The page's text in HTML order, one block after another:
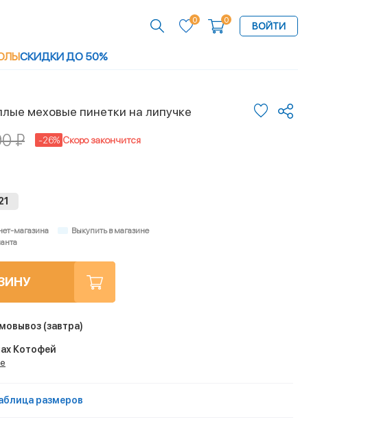
0 0
ВОЙТИ
СКИДКИ ДО 50%
меховые пинетки на липучке
₽ -26% Скоро закончится
магазина
Выкупить в магазине
(завтра)
Котофей
размеров